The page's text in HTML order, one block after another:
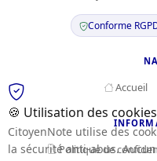
Conforme
Accueil
Politique de
🍪 Utilisation des cookies
CitoyenNote utilise des
la sécurité anti-abus.